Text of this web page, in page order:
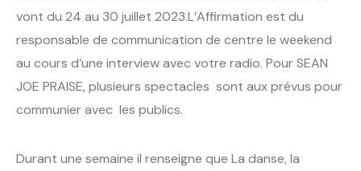
vont du 24 au 30 juillet 2023.L’Affirmation est du
responsable de communication de centre le weekend
au cours d’une interview avec votre radio. Pour SEAN
JOE PRAISE, plusieurs spectacles sont aux prévus pour
communier avec les publics.
Durant une semaine il renseigne que La danse, la